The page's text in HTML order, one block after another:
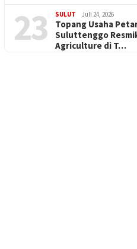
23 SULUT Juli 24, 2026
Topang Usaha
Suluttenggo
Agriculture di T…